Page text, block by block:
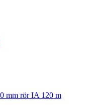
mm rör IA 120 m